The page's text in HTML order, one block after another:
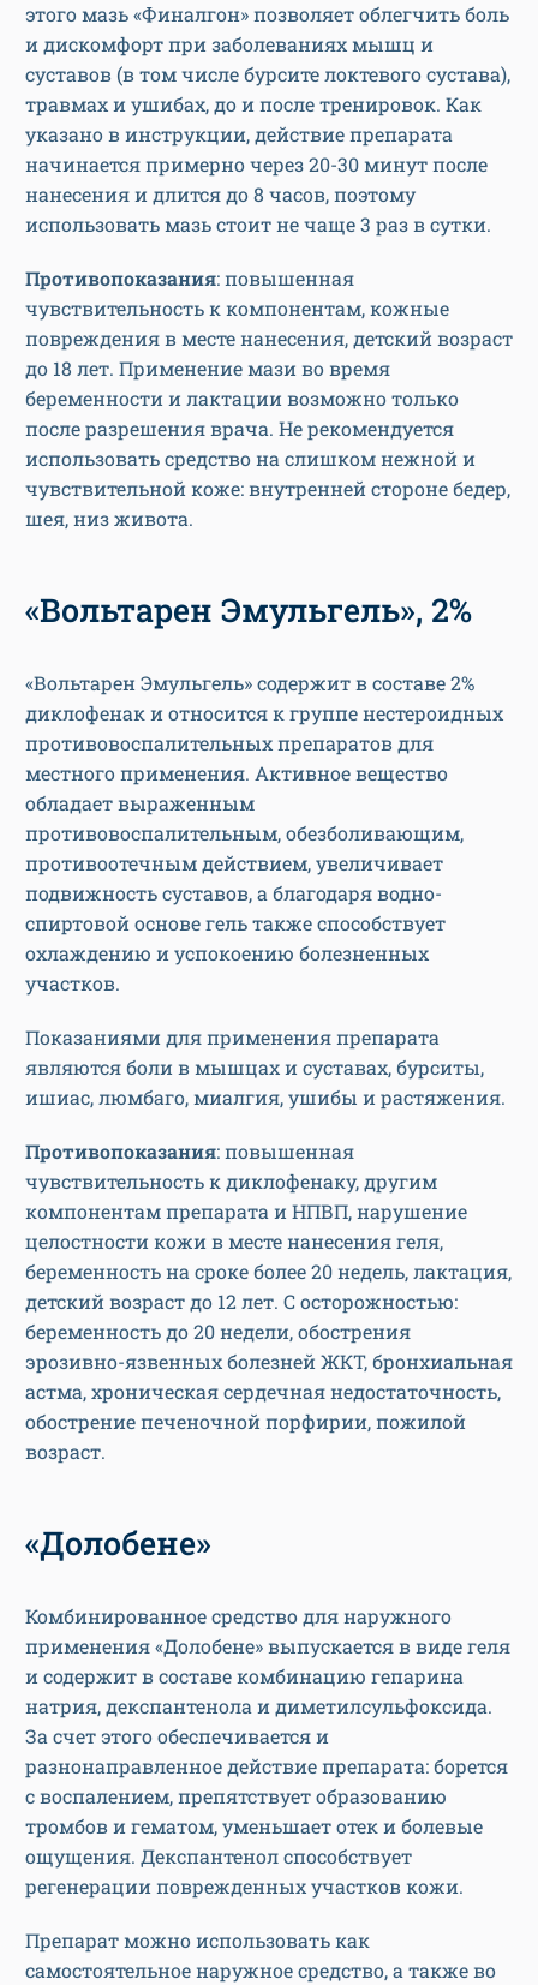
этого мазь «Финалгон» позволяет облегчить боль
и дискомфорт при заболеваниях мышц и
суставов (в том числе бурсите локтевого сустава),
травмах и ушибах, до и после тренировок. Как
указано в инструкции, действие препарата
начинается примерно через 20-30 минут после
нанесения и длится до 8 часов, поэтому
использовать мазь стоит не чаще 3 раз в сутки.
Противопоказания: повышенная
чувствительность к компонентам, кожные
повреждения в месте нанесения, детский возраст
до 18 лет. Применение мази во время
беременности и лактации возможно только
после разрешения врача. Не рекомендуется
использовать средство на слишком нежной и
чувствительной коже: внутренней стороне бедер,
шея, низ живота.
«Вольтарен Эмульгель», 2%
«Вольтарен Эмульгель» содержит в составе 2%
диклофенак и относится к группе нестероидных
противовоспалительных препаратов для
местного применения. Активное вещество
обладает выраженным
противовоспалительным, обезболивающим,
противоотечным действием, увеличивает
подвижность суставов, а благодаря водно-
спиртовой основе гель также способствует
охлаждению и успокоению болезненных
участков.
Показаниями для применения препарата
являются боли в мышцах и суставах, бурситы,
ишиас, люмбаго, миалгия, ушибы и растяжения.
Противопоказания: повышенная
чувствительность к диклофенаку, другим
компонентам препарата и НПВП, нарушение
целостности кожи в месте нанесения геля,
беременность на сроке более 20 недель, лактация,
детский возраст до 12 лет. С осторожностью:
беременность до 20 недели, обострения
эрозивно-язвенных болезней ЖКТ, бронхиальная
астма, хроническая сердечная недостаточность,
обострение печеночной порфирии, пожилой
возраст.
«Долобене»
Комбинированное средство для наружного
применения «Долобене» выпускается в виде геля
и содержит в составе комбинацию гепарина
натрия, декспантенола и диметилсульфоксида.
За счет этого обеспечивается и
разнонаправленное действие препарата: борется
с воспалением, препятствует образованию
тромбов и гематом, уменьшает отек и болевые
ощущения. Декспантенол способствует
регенерации поврежденных участков кожи.
Препарат можно использовать как
самостоятельное наружное средство, а также во